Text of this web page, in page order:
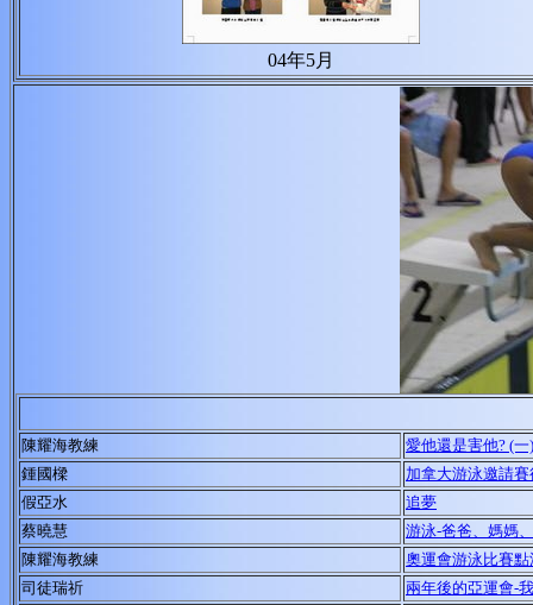
04年5月
陳耀海教練
愛他還是害他? (一)
鍾國樑
加拿大游泳邀請賽
假亞水
追夢
蔡曉慧
游泳-爸爸、媽媽
陳耀海教練
奧運會游泳比賽點
司徒瑞祈
兩年後的亞運會-